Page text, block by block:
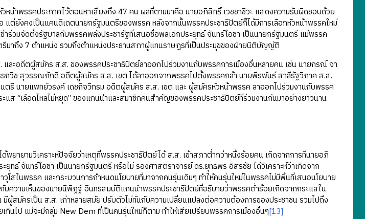
พรรคประกาศไว้ตอนหาเสียงถึง 47 คน ผลที่ตามมาคือ นายอภิสิทธิ์ เวชชาชีวะ แสดงความรับผิดชอบด้วย
ต่ยังคงเป็นแคนดิเดตนายกรัฐมนตรีของพรรค หลังจากนั้นพรรคประชาธิปัตย์ก็ได้มีการเลือกหัวหน้าพรรคใหม่
วมจัดตั้งรัฐบาลกับพรรคพลังประชารัฐที่เสนอชื่อพลเอกประยุทธ์ จันทร์โอชา เป็นนายกรัฐมนตรี แม้พรรค
มาถึง 7 ตำแหน่ง รวมถึงตำแหน่งประธานสภาผู้แทนราษฎรที่เป็นประมุขของฝ่ายนิติบัญญัติ
ดีตผู้สมัคร ส.ส. ของพรรคประชาธิปัตย์ลาออกไปร่วมงานกับพรรคการเมืองอื่นหลายคน เช่น นายกรณ์ จา
ถวิช สุวรรณภักดี อดีตผู้สมัคร ส.ส. เขต ได้ลาออกจากพรรคไปตั้งพรรคกล้า นายพีรพันธ์ สาลีรัฐวิภาค ส.ส.
รี นายแพทย์วรงค์ เดชกิจวิกรม อดีตผู้สมัคร ส.ส. เขต และ ผู้สมัครหัวหน้าพรรค ลาออกไปร่วมงานกับพรรค
แส “เลือดไหลไม่หยุด” ของแกนนำและสมาชิกคนสำคัญของพรรคประชาธิปัตย์ที่ร่วมงานกันมาอย่างยาวนาน
ยามวิเคราะห์ปัจจัยว่าเหตุที่พรรคประชาธิปัตย์ได้ ส.ส. เข้าสภาต่ำกว่าหนึ่งร้อยคน เกิดจากการที่นายอภิ
ยุทธ์ จันทร์โอชา เป็นนายกรัฐมนตรี หรือไม่ รองศาสตราจารย์ ดร.ยุทธพร อิสรชัย ได้วิเคราะห์ว่าเกิดจาก
โสในพรรค และกระบวนการกำหนดนโยบายที่มาจากคนรุ่นเดิมๆ ทำให้คนรุ่นใหม่ในพรรคไม่มีพื้นที่เสนอนโยบาย
บความเห็นของนายนิพิฏฐ์ อินทรสมบัติแกนนำพรรคประชาธิปัตย์ที่อธิบายว่าพรรคต่ำร้อยเกิดจากกระแสใน
ผู้สมัครเป็น ส.ส. เก่าหลายสมัย ปรับตัวไม่ทันกับความเปลี่ยนแปลงต่อความต้องการของประชาชน รวมไปถึง
กินไป แม้จะมีกลุ่ม New Dem ที่เป็นคนรุ่นใหม่ก็ตาม ทำให้เสียเปรียบพรรคการเมืองอื่นๆ[13]